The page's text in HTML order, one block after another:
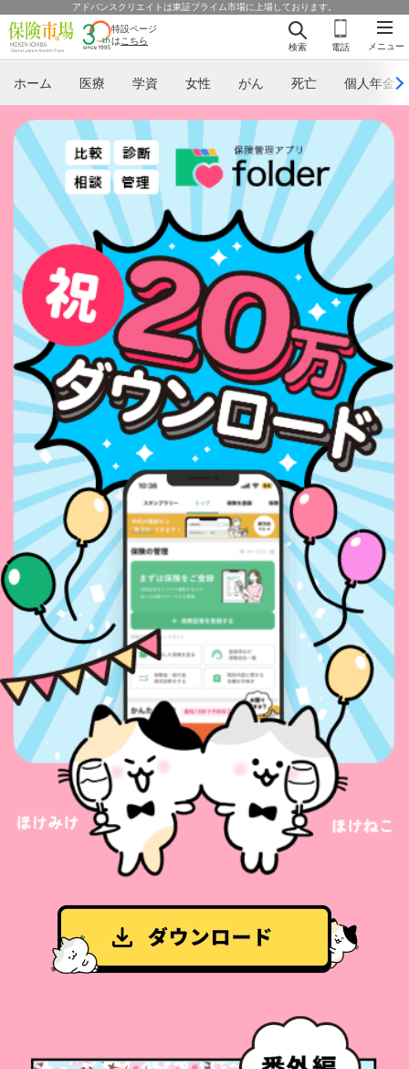
アドバンスクリエイトは東証プライム市場に上場しております。
メニュー
検索
特設ページ
は こちら
電話
ホーム 医療 学資 女性 がん 死亡 個人年金